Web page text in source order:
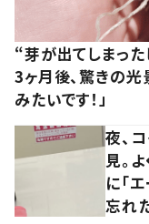
“芽が出てしまっ
3ヶ月後、驚きの光
みたいです！」
夜、
見。
に「
忘れ